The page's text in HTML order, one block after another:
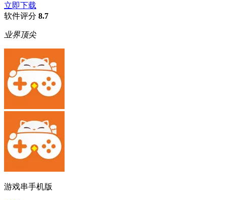
立即下载
软件评分 8.7
业界顶尖
游戏串手机版